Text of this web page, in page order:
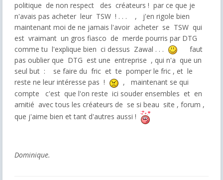
politique de non respect des créateurs ! par ce que je
n'avais pas acheter leur TSW ! . . . , j'en rigole bien
maintenant moi de ne jamais l'avoir acheter se TSW qui
est vraimant un gros fiasco de merde pourris par DTG
comme tu l'explique bien ci dessus Zawal . . .
faut
pas oublier que DTG est une entreprise , qui n'a que un
seul but : se faire du fric et te pomper le fric , et le
reste ne leur intéresse pas !
, maintenant se qui
compte c'est que l'on reste ici souder ensembles et en
amitié avec tous les créateurs de se si beau site , forum ,
que j'aime bien et tant d'autres aussi !
Dominique.